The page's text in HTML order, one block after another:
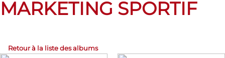
MARKETING SPORTIF
Retour à la liste des albums